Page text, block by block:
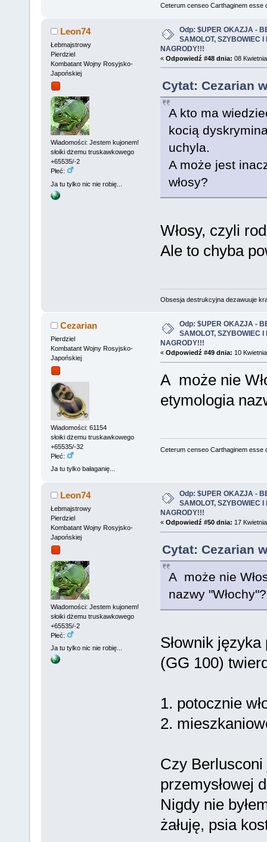
Ceterum censeo Carthaginem esse
Leon74
Łebmajstrowy
Pierdziel
Kombatant Wojny Rosyjsko-
Japońskiej
Wiadomości: Jestem kujonem!
słoiki dżemu truskawkowego
+65535/-2
Płeć:
Ja tu tylko nic nie robię...
Odp: $UPER OKAZJA -
SAMOLOT, SZYBOWIEC I
NAGRODY!!!
« Odpowiedź #48 dnia: 08
Cytat: Cezarian
A kto ma
kocią
uchyla.
A może jest
włosy?
Włosy, czyli
Ale to chyba
Obsesja destrukcyjna dezawuuje
Cezarian
Pierdziel
Kombatant Wojny Rosyjsko-
Japońskiej
Wiadomości: 61154
słoiki dżemu truskawkowego
+65535/-32
Płeć:
Ja tu tylko bałaganię...
Odp: $UPER OKAZJA -
SAMOLOT, SZYBOWIEC I
NAGRODY!!!
« Odpowiedź #49 dnia: 10
A może nie
etymologia
Ceterum censeo Carthaginem esse
Leon74
Łebmajstrowy
Pierdziel
Kombatant Wojny Rosyjsko-
Japońskiej
Wiadomości: Jestem kujonem!
słoiki dżemu truskawkowego
+65535/-2
Płeć:
Ja tu tylko nic nie robię...
Odp: $UPER OKAZJA -
SAMOLOT, SZYBOWIEC I
NAGRODY!!!
« Odpowiedź #50 dnia: 17
Cytat: Cezarian
A może nie
nazwy "Włochy"?
Słownik
(GG 100)
1. potocznie
2.
Czy
przemysłowej
Nigdy nie
żałuję, psia